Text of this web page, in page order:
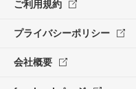
ご利用規約
プライバシーポリシー
会社概要